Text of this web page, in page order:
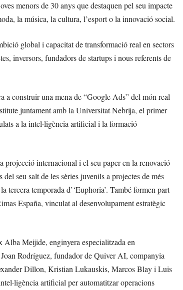
menors de 30 anys que destaquen pel seu impacte
la música, la cultura, l’esport o la innovació social.
global i capacitat de transformació real en sectors
inversors, fundadors de startups i nous referents de
a construir una mena de “Google Ads” del món real
juntament amb la Universitat Nebrija, el primer
a la intel·ligència artificial i la formació
internacional i el seu paper en la renovació
seu salt de les sèries juvenils a projectes de més
temporada d’‘Euphoria’. També formen part
España, vinculat al desenvolupament estratègic
Alba Meijide, enginyera especialitzada en
Rodríguez, fundador de Quiver AI, companyia
Dillon, Kristian Lukauskis, Marcos Blay i Luis
artificial per automatitzar operacions